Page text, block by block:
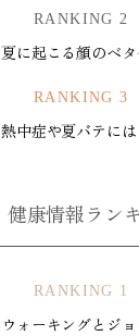
RANKING 2
夏に起こる顔のベ
RANKING 3
熱中症や夏バテに
健康情報ラン
RANKING 1
ウォーキングとジ